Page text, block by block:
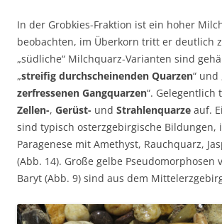
In der Grobkies-Fraktion ist ein hoher
beobachten, im Überkorn tritt er deutlich
„südliche“ Milchquarz-Varianten sind
„streifig durchscheinenden Quarzen“ und
zerfressenen Gangquarzen“. Gelegentlich
Zellen-, Gerüst- und Strahlenquarze auf.
sind typisch osterzgebirgische Bildungen,
Paragenese mit Amethyst, Rauchquarz,
(Abb. 14). Große gelbe Pseudomorphosen
Baryt (Abb. 9) sind aus dem